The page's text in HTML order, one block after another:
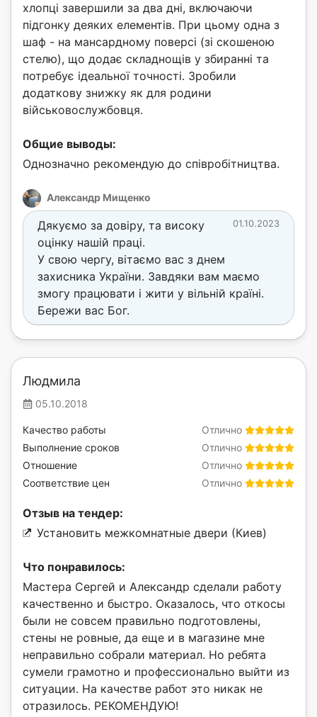
хлопці завершили за два дні, включаючи
підгонку деяких елементів. При цьому одна з
шаф - на мансардному поверсі (зі скошеною
стелю), що додає складнощів у збиранні та
потребує ідеальної точності. Зробили
додаткову знижку як для родини
військовослужбовця.
Общие выводы:
Однозначно рекомендую до співробітництва.
Александр Мищенко
01.10.2023
Дякуємо за довіру, та високу
оцінку нашій праці.
У свою чергу, вітаємо вас з днем
захисника України. Завдяки вам маємо
змогу працювати і жити у вільній країні.
Бережи вас Бог.
Людмила
05.10.2018
Отлично
Качество работы
Отлично
Выполнение сроков
Отлично
Отношение
Отлично
Соответствие цен
Отзыв на тендер:
Установить межкомнатные двери (Киев)
Что понравилось:
Мастера Сергей и Александр сделали работу
качественно и быстро. Оказалось, что откосы
были не совсем правильно подготовлены,
стены не ровные, да еще и в магазине мне
неправильно собрали материал. Но ребята
сумели грамотно и профессионально выйти из
ситуации. На качестве работ это никак не
отразилось. РЕКОМЕНДУЮ!